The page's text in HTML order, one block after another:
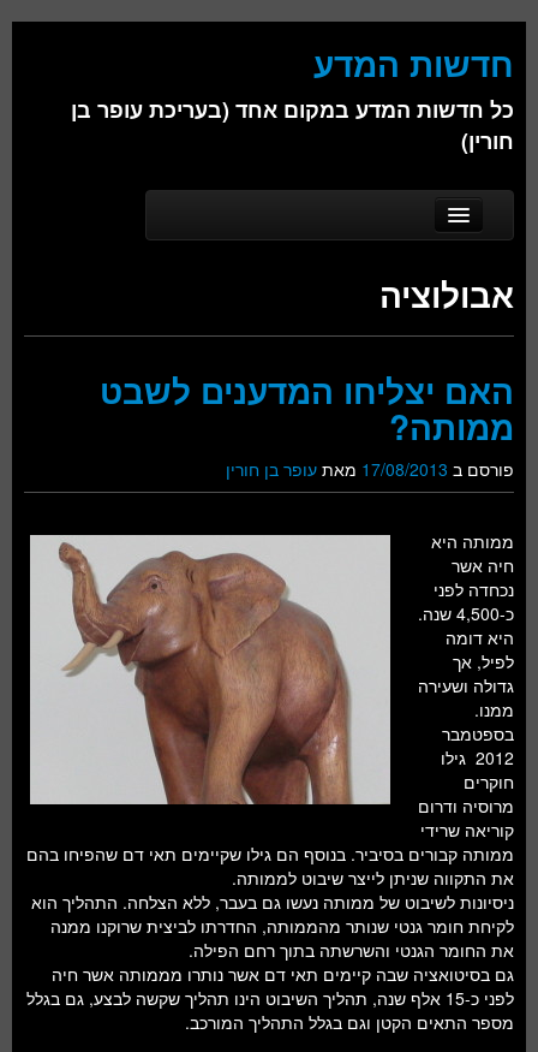
חדשות המדע
כל חדשות המדע במקום אחד (בעריכת עופר בן
חורין)
Main menu
Skip to primary content
Skip to secondary content
אודות
כימיה
פיזיקה
חברה
חלל ומדעי כדור הארץ
עתידנות
סקירות ספרים
טעימות מדע
אבולוציה
האם יצליחו המדענים לשבט
ממותה?
פורסם ב 17/08/2013 מאת עופר בן חורין
ממותה היא
חיה אשר
נכחדה לפני
כ-4,500 שנה.
היא דומה
לפיל, אך
גדולה ושעירה
ממנו.
בספטמבר
2012 גילו
חוקרים
מרוסיה ודרום
קוריאה שרידי
ממותה קבורים בסיביר. בנוסף הם גילו שקיימים תאי דם שהפיחו בהם
את התקווה שניתן לייצר שיבוט לממותה.
ניסיונות לשיבוט של ממותה נעשו גם בעבר, ללא הצלחה. התהליך הוא
לקיחת חומר גנטי שנותר מהממותה, החדרתו לביצית שרוקנו ממנה
את החומר הגנטי והשרשתה בתוך רחם הפילה.
גם בסיטואציה שבה קיימים תאי דם אשר נותרו מממותה אשר חיה
לפני כ-15 אלף שנה, תהליך השיבוט הינו תהליך שקשה לבצע, גם בגלל
מספר התאים הקטן וגם בגלל התהליך המורכב.